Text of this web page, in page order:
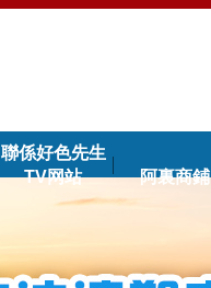
聯係好色先生
TV网站
阿裏商鋪